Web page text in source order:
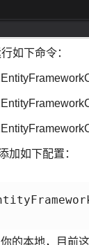
如下命令：
加如下配置：
的本地，目前